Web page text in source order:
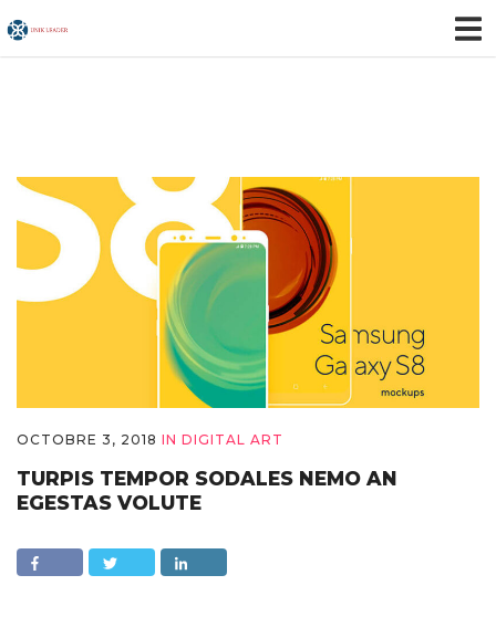
OCTOBRE 3, 2018 IN DIGITAL ART
TURPIS TEMPOR SODALES NEMO AN
EGESTAS VOLUTE